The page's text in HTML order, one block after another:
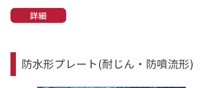
詳細
防水形プレート(耐じん・防噴流形)